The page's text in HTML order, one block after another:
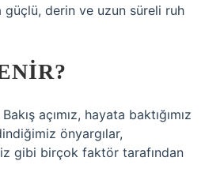
güçlü, derin ve uzun süreli ruh
açımız, hayata baktığımız
önyargılar,
gibi birçok faktör tarafından